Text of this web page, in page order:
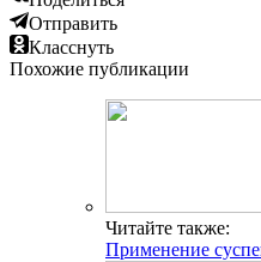
Отправить
Класснуть
Похожие публикации
Читайте также:
Применение